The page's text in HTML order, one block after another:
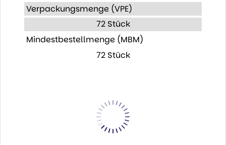
Verpackungsmenge (VPE)
72 Stück
Mindestbestellmenge (MBM)
72 Stück